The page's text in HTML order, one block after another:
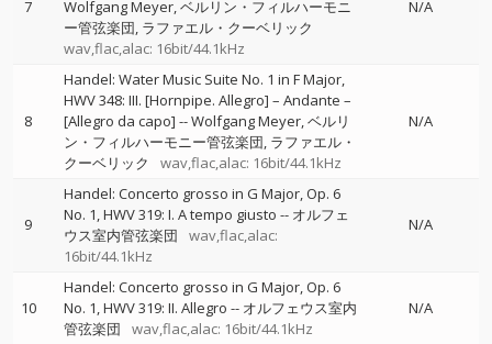
7
Wolfgang Meyer ベルリン・フィルハーモニ
ー管弦楽団 ラファエル・クーベリック
wav,flac,alac: 16bit/44.1kHz
N/A
8
Handel: Water Music Suite No. 1 in F Major,
HWV 348: III. [Hornpipe. Allegro] – Andante –
[Allegro da capo] --Wolfgang Meyer ベルリ
ン・フィルハーモニー管弦楽団 ラファエル・
クーベリック
wav,flac,alac: 16bit/44.1kHz
N/A
9
Handel: Concerto grosso in G Major, Op. 6
No. 1, HWV 319: I. A tempo giusto -- オルフェ
ウス室内管弦楽団
wav,flac,alac:
16bit/44.1kHz
N/A
10
Handel: Concerto grosso in G Major, Op. 6
No. 1, HWV 319: II. Allegro -- オルフェウス室内
管弦楽団
wav,flac,alac: 16bit/44.1kHz
N/A